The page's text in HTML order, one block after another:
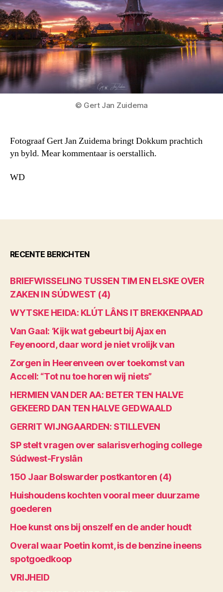
© Gert Jan Zuidema
Fotograaf Gert Jan Zuidema bringt Dokkum prachtich
yn byld. Mear kommentaar is oerstallich.
WD
RECENTE BERICHTEN
BRIEFWISSELING TUSSEN TIM EN ELSKE OVER
ZAKEN IN SÚDWEST (4)
WYTSKE HEIDA: KLÚT LÂNS IT BREKKENPAAD
Van Gaal: ‘Kijk wat gebeurt bij Ajax en
Feyenoord, daar word je niet vrolijk van
Zorgen in Heerenveen over toekomst van
Accell: “Tot nu toe horen wij niets”
HERMIEN VAN DER AA: BETER TEN HALVE
GEKEERD DAN TEN HALVE GEDWAALD
GERRIT WIJNGAARDEN: STILLEVEN
SP stelt vragen over salarisverhoging college
Súdwest-Fryslân
150 Jaar Bolswarder postkantoren (4)
Huishoudens kochten vooral meer duurzame
goederen
Hoe kunst ons bij onszelf en de ander houdt
Overal waar Poetin komt, is de benzine ineens
spotgoedkoop
VRIJHEID